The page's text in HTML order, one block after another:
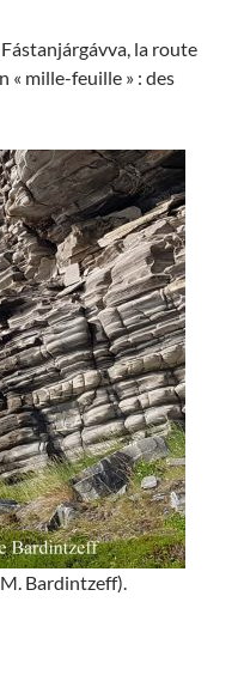
la route
« mille-feuille » : des
Bardintzeff).
Norvège